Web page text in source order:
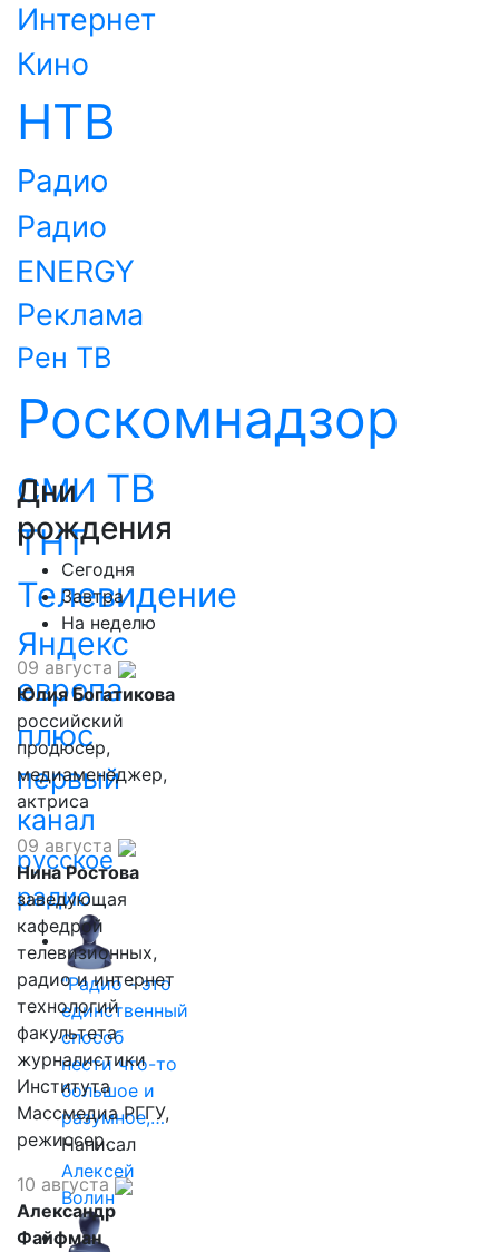
Интернет
Кино
НТВ
Радио
Радио
ENERGY
Реклама
Рен ТВ
Роскомнадзор
СМИ ТВ
ТНТ
Телевидение
Яндекс
европа
плюс
первый
канал
русское
радио
"Радио - это
единственный
способ
нести что-то
большое и
разумное,…
Написал
Алексей
Волин
Дни
рождения
Сегодня
Завтра
На неделю
09 августа
Юлия Богатикова
российский
продюсер,
медиаменеджер,
актриса
09 августа
Нина Ростова
заведующая
кафедрой
телевизионных,
радио и интернет
технологий
факультета
журналистики
Института
Массмедиа РГГУ,
режиссер.
10 августа
Александр
Файфман